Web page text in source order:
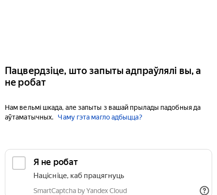
Пацвердзіце, што запыты адпраўлялі вы, а
не робат
Нам вельмі шкада, але запыты з вашай прылады падобныя да
аўтаматычных.
Чаму гэта магло адбыцца?
Я не робат
Націсніце, каб працягнуць
SmartCaptcha by Yandex Cloud